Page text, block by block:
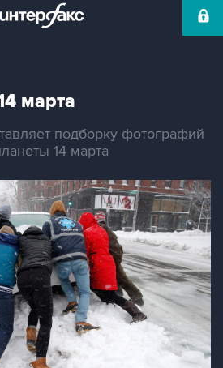
марта
подборку фотографий
14 марта